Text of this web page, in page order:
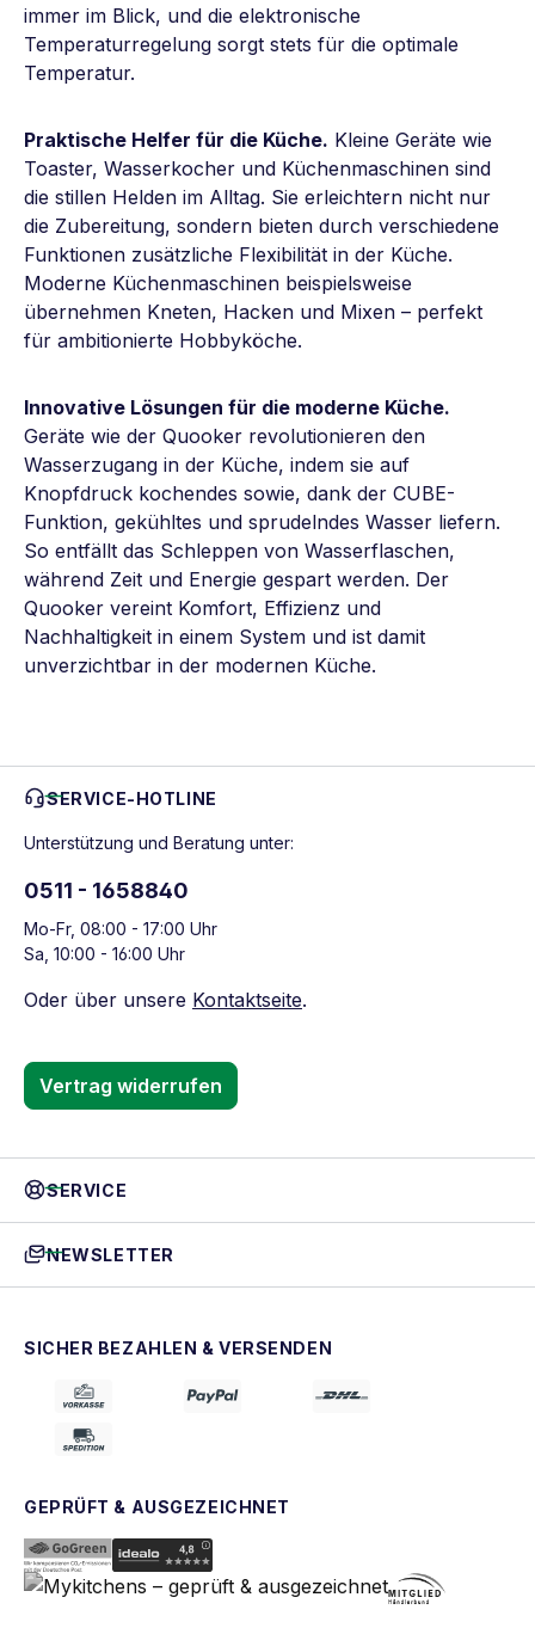
immer im Blick, und die elektronische
Temperaturregelung sorgt stets für die optimale
Temperatur.
Praktische Helfer für die Küche. Kleine Geräte wie
Toaster, Wasserkocher und Küchenmaschinen sind
die stillen Helden im Alltag. Sie erleichtern nicht nur
die Zubereitung, sondern bieten durch verschiedene
Funktionen zusätzliche Flexibilität in der Küche.
Moderne Küchenmaschinen beispielsweise
übernehmen Kneten, Hacken und Mixen – perfekt
für ambitionierte Hobbyköche.
Innovative Lösungen für die moderne Küche.
Geräte wie der Quooker revolutionieren den
Wasserzugang in der Küche, indem sie auf
Knopfdruck kochendes sowie, dank der CUBE-
Funktion, gekühltes und sprudelndes Wasser liefern.
So entfällt das Schleppen von Wasserflaschen,
während Zeit und Energie gespart werden. Der
Quooker vereint Komfort, Effizienz und
Nachhaltigkeit in einem System und ist damit
unverzichtbar in der modernen Küche.
SERVICE-HOTLINE
Unterstützung und Beratung unter:
0511 - 1658840
Mo-Fr, 08:00 - 17:00 Uhr
Sa, 10:00 - 16:00 Uhr
Oder über unsere Kontaktseite.
Vertrag widerrufen
SERVICE
NEWSLETTER
SICHER BEZAHLEN & VERSENDEN
GEPRÜFT & AUSGEZEICHNET